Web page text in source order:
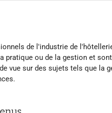
de l'industrie de
ou de la gestion et
vue sur des sujets tels que la